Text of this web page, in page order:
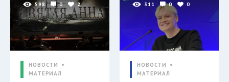
598 0 2
НОВОСТИ
МАТЕРИАЛ
311 0 0
НОВОСТИ
МАТЕРИАЛ